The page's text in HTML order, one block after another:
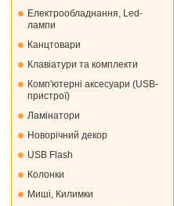
Електрообладнання, Led-
лампи
Канцтовари
Клавіатури та комплекти
Комп'ютерні аксесуари (USB-
пристрої)
Ламінатори
Новорічний декор
USB Flash
Колонки
Миші, Килимки